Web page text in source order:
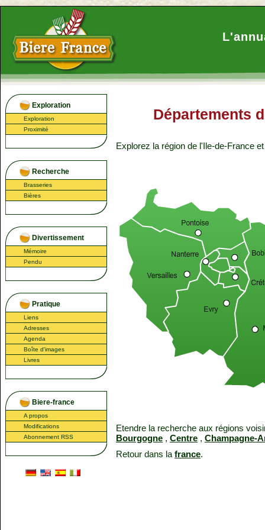
Exploration
Exploration
Proximité
Recherche
Brasseries
Bières
Divertissement
Mémoire
Pendu
Pratique
Liens
Adresses
Agenda
Boîte d'images
Livres
Biere-france
A propos
Modifications
Abonnement RSS
Départements
Explorez la région de l'Ile-de-France
Etendre la recherche aux régions
Bourgogne , Centre , Champagne-
Retour dans la france.